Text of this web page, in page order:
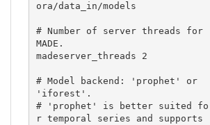
ora/data_in/models
# Number of server threads for
MADE.
madeserver_threads 2
# Model backend: 'prophet' or
'iforest'.
# 'prophet' is better suited fo
r temporal series and supports